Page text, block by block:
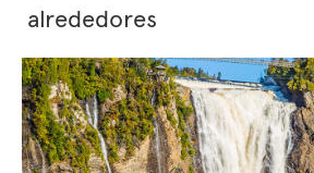
alrededores